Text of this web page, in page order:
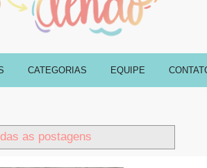
CATEGORIAS EQUIPE
as postagens